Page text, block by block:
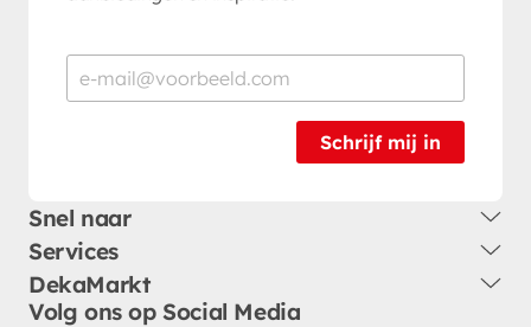
Schrijf mij in
Snel naar
Services
DekaMarkt
Volg ons op Social Media